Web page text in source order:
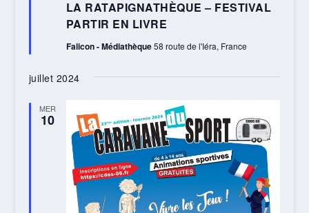
LA RATAPIGNATHÈQUE – FESTIVAL
PARTIR EN LIVRE
avant
Falicon - Médiathèque58 route de l'Iéra, France
juillet 2024
MER
10